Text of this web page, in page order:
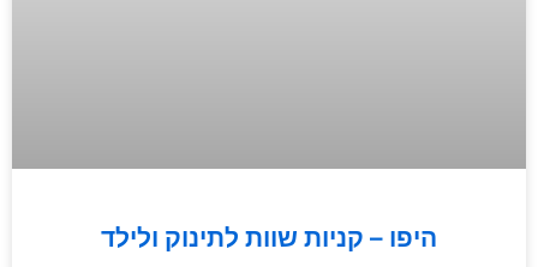
היפו – קניות שוות לתינוק ולילד